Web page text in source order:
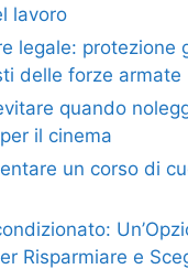
lavoro
legale: protezione
delle forze armate
quando
il cinema
un corso di
Risparmiare e